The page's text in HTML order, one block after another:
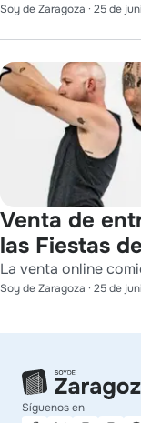
Soy de Zaragoza · 25 de
Venta de
las Fiestas
La venta online
Soy de Zaragoza · 25 de
Síguenos en